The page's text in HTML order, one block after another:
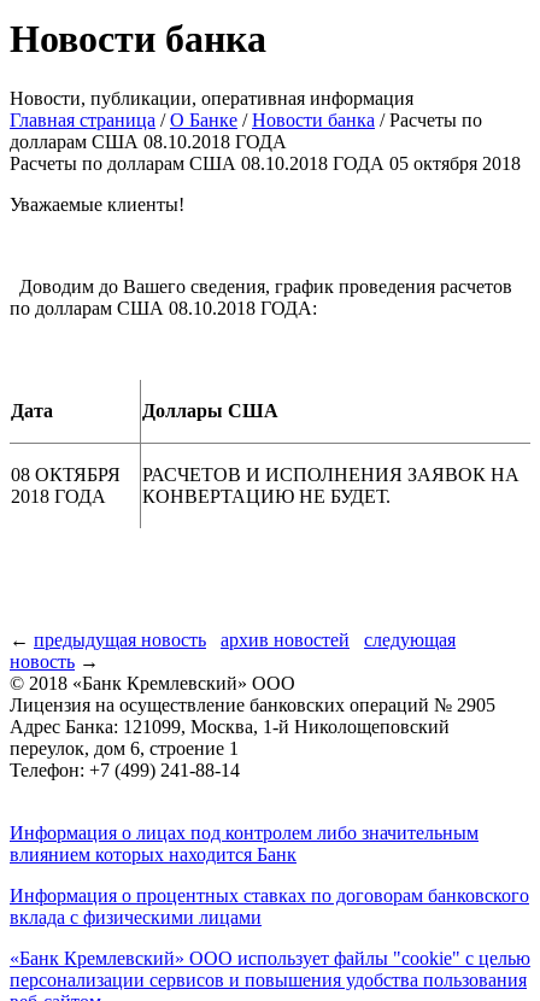
Новости банка
Новости, публикации, оперативная информация
Главная страница /О Банке /Новости банка /Расчеты по
долларам США 08.10.2018 ГОДА
Расчеты по долларам США 08.10.2018 ГОДА 05 октября 2018
Уважаемые клиенты!
Доводим до Вашего сведения, график проведения расчетов
по долларам США 08.10.2018 ГОДА:
Дата Доллары США
08 ОКТЯБРЯ
2018 ГОДА
РАСЧЕТОВ И ИСПОЛНЕНИЯ ЗАЯВОК НА
КОНВЕРТАЦИЮ НЕ БУДЕТ.
← предыдущая новость архив новостей
следующая
новость →
© 2018 «Банк Кремлевский» ООО
Лицензия на осуществление банковских операций № 2905
Адрес Банка: 121099, Москва, 1-й Николощеповский
переулок, дом 6, строение 1
Телефон: +7 (499) 241-88-14
Информация о лицах под контролем либо значительным
влиянием которых находится Банк
Информация о процентных ставках по договорам банковского
вклада с физическими лицами
«Банк Кремлевский» ООО использует файлы "cookie" с целью
персонализации сервисов и повышения удобства пользования